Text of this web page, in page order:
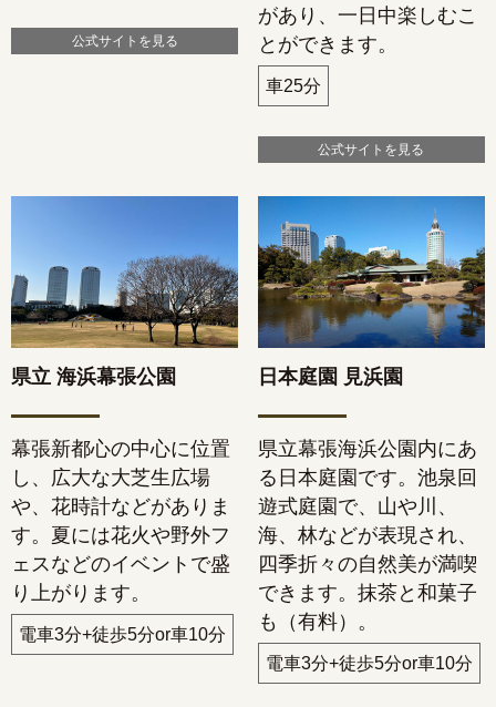
公式サイトを見る
があり、一日中楽しむこ
とができます。
車25分
公式サイトを見る
県立 海浜幕張公園
幕張新都心の中心に位置
し、広大な大芝生広場
や、花時計などがありま
す。夏には花火や野外フ
ェスなどのイベントで盛
り上がります。
電車3分+徒歩5分or車10分
日本庭園 見浜園
県立幕張海浜公園内にあ
る日本庭園です。池泉回
遊式庭園で、山や川、
海、林などが表現され、
四季折々の自然美が満喫
できます。抹茶と和菓子
も（有料）。
電車3分+徒歩5分or車10分